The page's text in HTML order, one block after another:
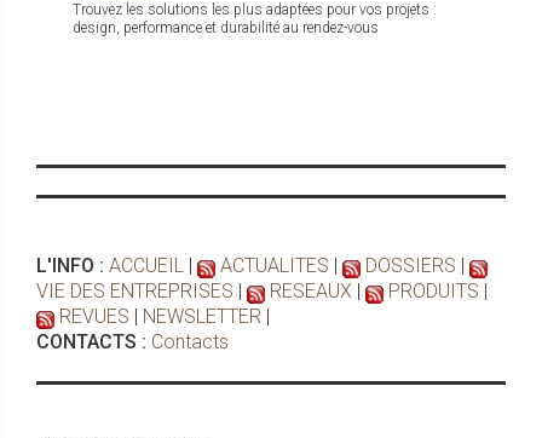
Trouvez les solutions les plus adaptées pour vos projets :
design, performance et durabilité au rendez-vous
L'INFO : ACCUEIL | ACTUALITES | DOSSIERS |
VIE DES ENTREPRISES | RESEAUX | PRODUITS |
REVUES | NEWSLETTER |
CONTACTS : Contacts